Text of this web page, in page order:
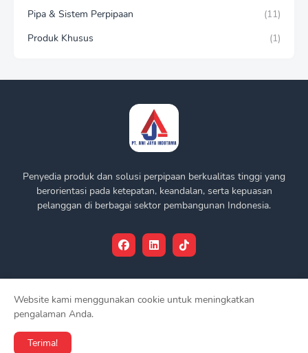
Pipa & Sistem Perpipaan
(11)
Produk Khusus
(1)
Penyedia produk dan solusi perpipaan berkualitas tinggi yang
berorientasi pada ketepatan, keandalan, serta kepuasan
pelanggan di berbagai sektor pembangunan Indonesia.
Dibuat & Dikelola oleh -
Syarat & Ketentuan Kebijakan Privasi
Website kami menggunakan cookie untuk meningkatkan
pengalaman Anda.
Terima!